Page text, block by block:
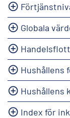
Globala
Hushållens
Hushållens
Index för